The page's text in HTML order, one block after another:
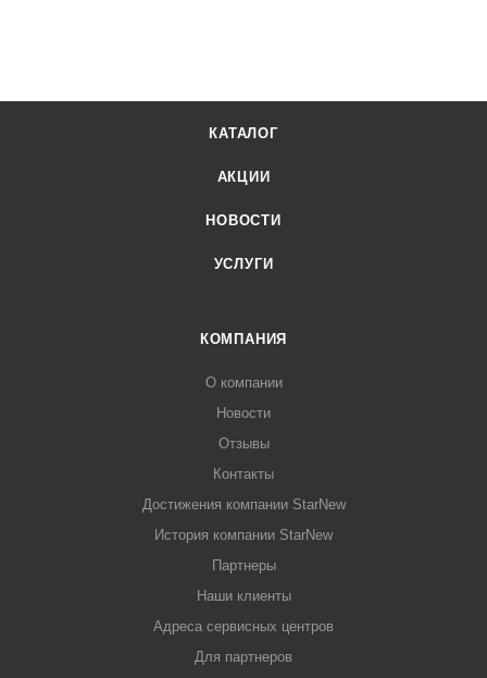
КАТАЛОГ
АКЦИИ
НОВОСТИ
УСЛУГИ
КОМПАНИЯ
О компании
Новости
Отзывы
Контакты
Достижения компании StarNew
История компании StarNew
Партнеры
Наши клиенты
Адреса сервисных центров
Для партнеров